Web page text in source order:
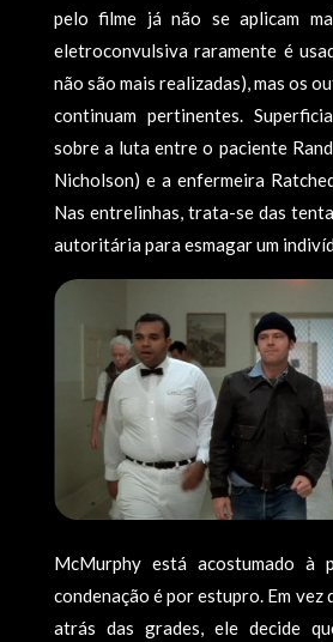
pelo filme já não se aplicam
eletroconvulsiva raramente é
não são mais realizadas), mas os
continuam pertinentes.
sobre a luta entre o paciente
Nicholson) e a enfermeira
Nas entrelinhas, trata-se das
autoritária para esmagar um
McMurphy está acostumado à
condenação é por estupro. Em vez
atrás das grades, ele decide